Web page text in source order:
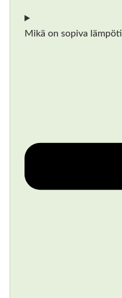
Mikä on sopiva